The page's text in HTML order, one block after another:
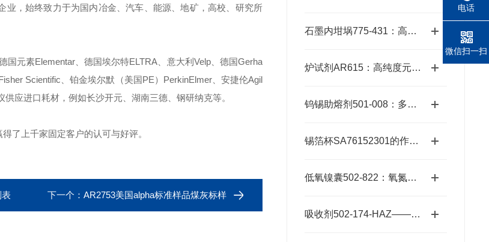
石墨内坩埚775-431：高温熔炼的坚实卫士
炉试剂AR615：高纯度元素分析耗材，赋能精准检测高效推进
钨锡助熔剂501-008：多元样品熔融的高效适配方案
锡箔杯SA76152301的作用与优势
低氧镍囊502-822：氧氮分析的高效助熔载体
吸收剂502-174-HAZ——碱石棉二氧化碳吸收剂原理与元素分析及气体净化应用
，始终致力于为国内冶金、汽车、能源、地矿，高校、研究所
元素Elementar、德国埃尔特ELTRA、意大利Velp、德国Gerha
Scientific、铂金埃尔默（美国PE）PerkinElmer、安捷伦Agil
应进口耗材，例如长沙开元、湖南三德、钢研纳克等。
了上千家固定客户的认可与好评。
表 下一个： AR2753美国alpha标准样品煤灰标样
电话
微信扫一扫